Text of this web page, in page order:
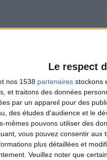
Le respect
nos 1538 partenaires stockons
et traitons des données
par un appareil pour des
des études d'audience et le
mêmes pouvons utiliser des
vous pouvez consentir
plus détaillées et
Veuillez noter que